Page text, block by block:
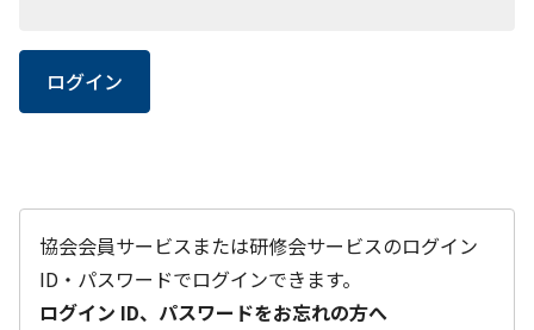
ログイン
協会会員サービスまたは研修会サービスのログイン
ID・パスワードでログインできます。
ログイン ID、パスワードをお忘れの方へ